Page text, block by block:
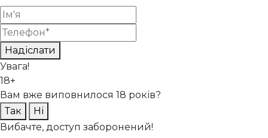
Надіслати
Увага!
18+
Вам вже виповнилося 18 років?
Так
Ні
Вибачте, доступ заборонений!